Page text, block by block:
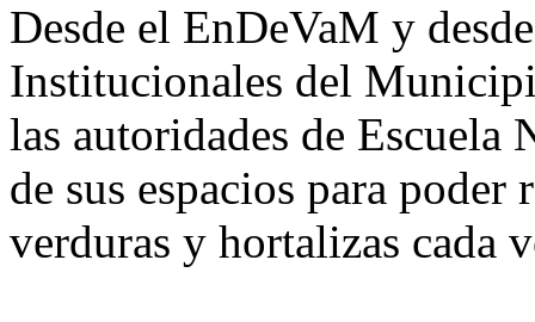
Desde el EnDeVaM y
Institucionales del
las autoridades de
de sus espacios para
verduras y hortalizas cada